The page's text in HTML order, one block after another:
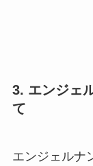
3. エンジェ
て
エンジェルナ